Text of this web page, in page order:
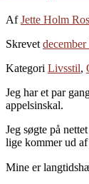
AfJette Holm
Skrevet
Kategori Livsstil,
Jeg har et par
appelsinskal.
Jeg søgte på
lige kommer ud
Mine er